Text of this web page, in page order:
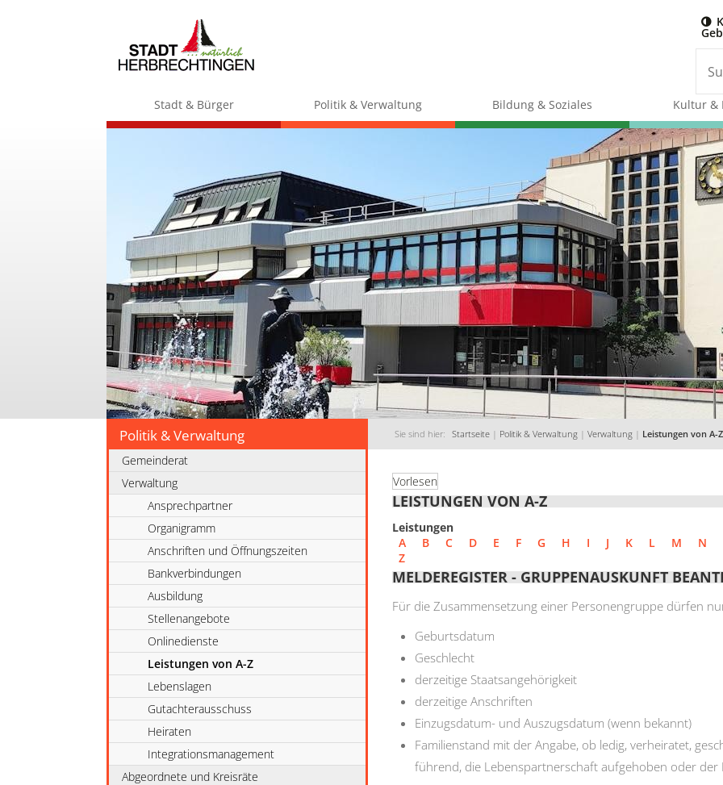
Stadt & Bürger Politik & Verwaltung Bildung & Soziales Kultur &
Politik & Verwaltung Sie sind hier: Startseite | Politik & Verwaltung | Verwaltung | Leistungen von A-Z
Gemeinderat
Verwaltung
Ansprechpartner
Organigramm
Anschriften und Öffnungszeiten
Bankverbindungen
Ausbildung
Stellenangebote
Onlinedienste
Leistungen von A-Z
Lebenslagen
Gutachterausschuss
Heiraten
Integrationsmanagement
Abgeordnete und Kreisräte
Vorlesen
LEISTUNGEN VON A-Z
Leistungen
A
B C D E F G H I J K L M N
Z
MELDEREGISTER - GRUPPENAUSKUNFT
Für die Zusammensetzung einer Personengruppe dürfen
Geburtsdatum
Geschlecht
derzeitige Staatsangehörigkeit
derzeitige Anschriften
Einzugsdatum- und Auszugsdatum (wenn bekannt)
Familienstand mit der Angabe, ob ledig, verheiratet,
führend, die Lebenspartnerschaft aufgehoben oder der